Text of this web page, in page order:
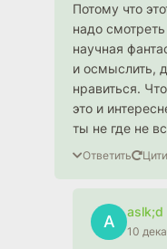
Потому что
надо
научная
и осмыслить,
нравиться.
это и
ты не где не
Ответить
A
aslk;d
10